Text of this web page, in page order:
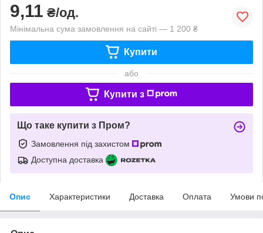
9,11 ₴/од.
Мінімальна сума замовлення на сайті — 1 200 ₴
Купити
або
Купити з
Що таке купити з Пром?
Замовлення під захистом
Доступна доставка
Опис Характеристики Доставка Оплата Умови